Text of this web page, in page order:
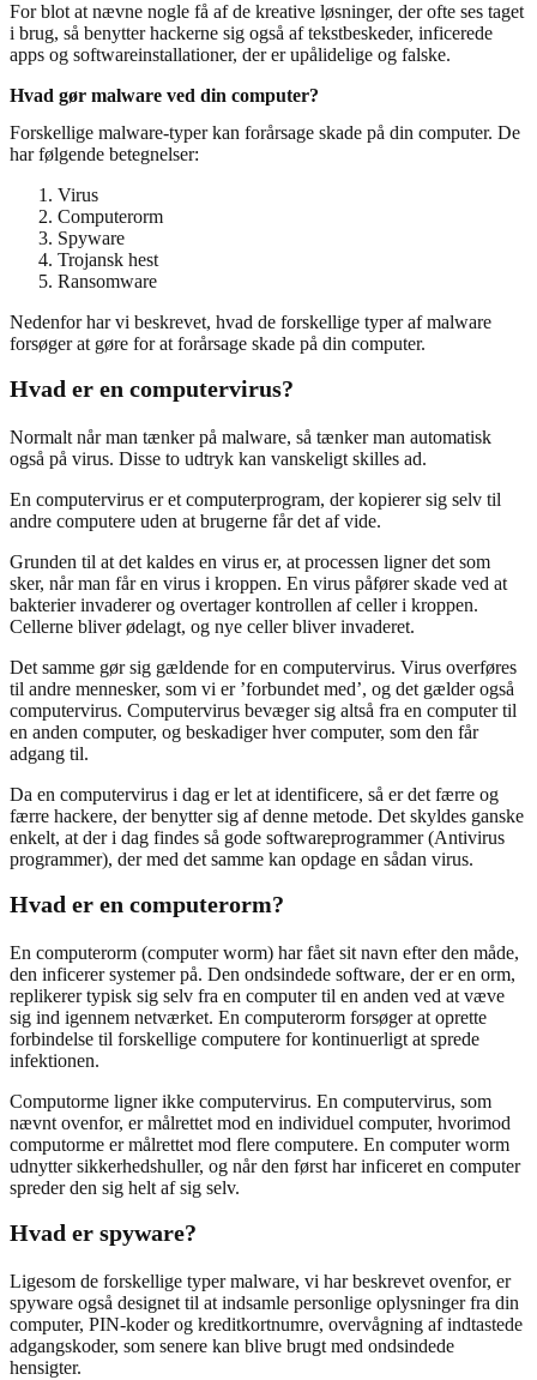
For blot at nævne nogle få af de kreative løsninger, der ofte ses taget
i brug, så benytter hackerne sig også af tekstbeskeder, inficerede
apps og softwareinstallationer, der er upålidelige og falske.
Hvad gør malware ved din computer?
Forskellige malware-typer kan forårsage skade på din computer. De
har følgende betegnelser:
Virus
Computerorm
Spyware
Trojansk hest
Ransomware
Nedenfor har vi beskrevet, hvad de forskellige typer af malware
forsøger at gøre for at forårsage skade på din computer.
Hvad er en computervirus?
Normalt når man tænker på malware, så tænker man automatisk
også på virus. Disse to udtryk kan vanskeligt skilles ad.
En computervirus er et computerprogram, der kopierer sig selv til
andre computere uden at brugerne får det af vide.
Grunden til at det kaldes en virus er, at processen ligner det som
sker, når man får en virus i kroppen. En virus påfører skade ved at
bakterier invaderer og overtager kontrollen af celler i kroppen.
Cellerne bliver ødelagt, og nye celler bliver invaderet.
Det samme gør sig gældende for en computervirus. Virus overføres
til andre mennesker, som vi er ’forbundet med’, og det gælder også
computervirus. Computervirus bevæger sig altså fra en computer til
en anden computer, og beskadiger hver computer, som den får
adgang til.
Da en computervirus i dag er let at identificere, så er det færre og
færre hackere, der benytter sig af denne metode. Det skyldes ganske
enkelt, at der i dag findes så gode softwareprogrammer (Antivirus
programmer), der med det samme kan opdage en sådan virus.
Hvad er en computerorm?
En computerorm (computer worm) har fået sit navn efter den måde,
den inficerer systemer på. Den ondsindede software, der er en orm,
replikerer typisk sig selv fra en computer til en anden ved at væve
sig ind igennem netværket. En computerorm forsøger at oprette
forbindelse til forskellige computere for kontinuerligt at sprede
infektionen.
Computorme ligner ikke computervirus. En computervirus, som
nævnt ovenfor, er målrettet mod en individuel computer, hvorimod
computorme er målrettet mod flere computere. En computer worm
udnytter sikkerhedshuller, og når den først har inficeret en computer
spreder den sig helt af sig selv.
Hvad er spyware?
Ligesom de forskellige typer malware, vi har beskrevet ovenfor, er
spyware også designet til at indsamle personlige oplysninger fra din
computer, PIN-koder og kreditkortnumre, overvågning af indtastede
adgangskoder, som senere kan blive brugt med ondsindede
hensigter.